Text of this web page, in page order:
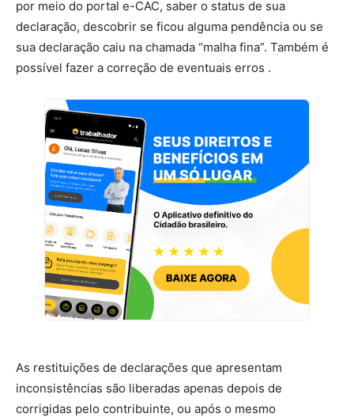
por meio do portal e-CAC, saber o status de sua
declaração, descobrir se ficou alguma pendência ou se
sua declaração caiu na chamada “malha fina”. Também é
possível fazer a correção de eventuais erros .
As restituições de declarações que apresentam
inconsistências são liberadas apenas depois de
corrigidas pelo contribuinte, ou após o mesmo